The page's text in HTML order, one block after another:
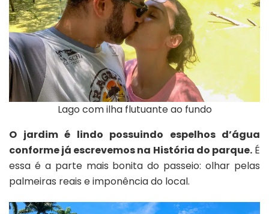
Lago com ilha flutuante ao fundo
O jardim é lindo possuindo espelhos d’água
conforme já escrevemos na História do parque.É
essa é a parte mais bonita do passeio: olhar pelas
palmeiras reais e imponência do local.